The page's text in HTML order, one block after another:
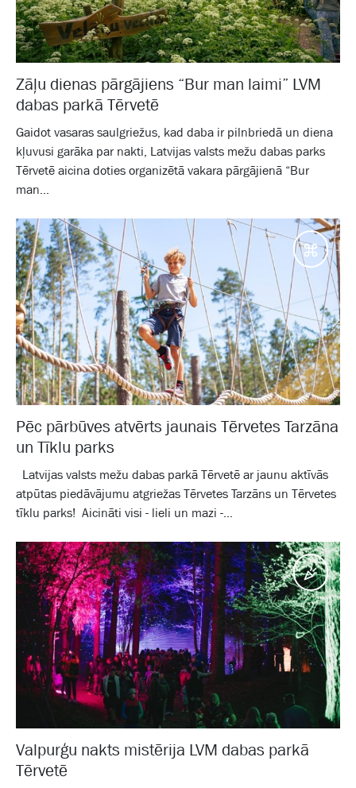
Zāļu dienas pārgājiens “Bur man laimi” LVM
dabas parkā Tērvetē
Gaidot vasaras saulgriežus, kad daba ir pilnbriedā un diena
kļuvusi garāka par nakti, Latvijas valsts mežu dabas parks
Tērvetē aicina doties organizētā vakara pārgājienā “Bur
man...
Pēc pārbūves atvērts jaunais Tērvetes Tarzāna
un Tīklu parks
Latvijas valsts mežu dabas parkā Tērvetē ar jaunu aktīvās
atpūtas piedāvājumu atgriežas Tērvetes Tarzāns un Tērvetes
tīklu parks! Aicināti visi - lieli un mazi -...
Valpurģu nakts mistērija LVM dabas parkā
Tērvetē